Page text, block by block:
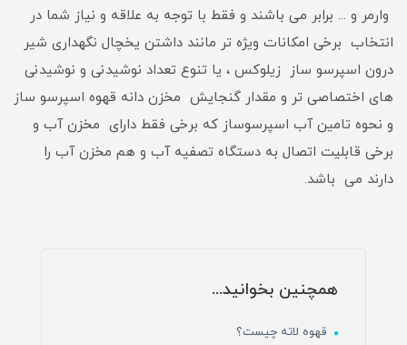
وارمر و ... برابر می باشند و فقط با توجه به علاقه و نیاز شما در
انتخاب برخی امکانات ویژه تر مانند داشتن یخچال نگهداری شیر
درون اسپرسو ساز زیلوکس ، یا تنوع تعداد نوشیدنی و نوشیدنی
های اختصاصی تر و مقدار گنجایش مخزن دانه قهوه اسپرسو ساز
و نحوه تامین آب اسپرسوساز که برخی فقط دارای مخزن آب و
برخی قابلیت اتصال به دستگاه تصفیه آب و هم مخزن آب را
دارند می باشد.
همچنین بخوانید...
قهوه لاته چیست؟